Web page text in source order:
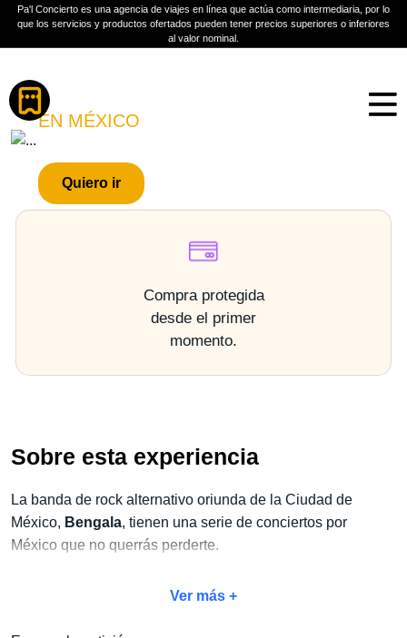
Pa'l Concierto es una agencia de viajes en línea que actúa como intermediaria, por lo
que los servicios y productos ofertados pueden tener precios superiores o inferiores
al valor nominal.
Boletos
BENGALA
EN MÉXICO
Quiero ir
Compra protegida
desde el primer
momento.
Sobre esta experiencia
La banda de rock alternativo oriunda de la Ciudad de
México, Bengala, tienen una serie de conciertos por
México que no querrás perderte.
Ver más +